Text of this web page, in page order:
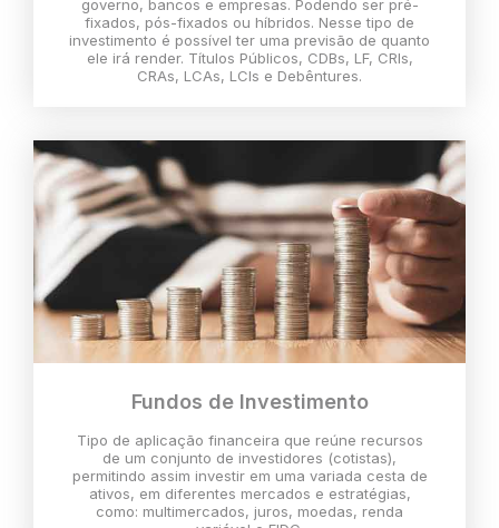
governo, bancos e empresas. Podendo ser pré-
fixados, pós-fixados ou híbridos. Nesse tipo de
investimento é possível ter uma previsão de quanto
ele irá render. Títulos Públicos, CDBs, LF, CRIs,
CRAs, LCAs, LCIs e Debêntures.
Fundos de Investimento
Tipo de aplicação financeira que reúne recursos
de um conjunto de investidores (cotistas),
permitindo assim investir em uma variada cesta de
ativos, em diferentes mercados e estratégias,
como: multimercados, juros, moedas, renda